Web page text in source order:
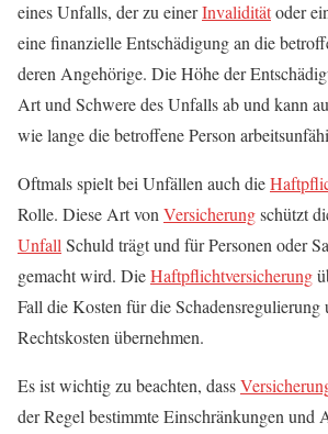
eines Unfalls, der zu einerInva­li­di­tätoder
eine finan­zi­el­le Ent­schä­di­gung an die
deren Ange­hö­ri­ge. Die Höhe der
Art und Schwe­re des Unfalls ab und kann
wie lan­ge die betrof­fe­ne Per­son
Oft­mals spielt bei Unfäl­len auch die
Rol­le. Die­se Art von Ver­si­che­rungschützt
Unfall Schuld trägt und für Per­so­nen oder
gemacht wird. DieHaft­pflicht­ver­si­che­rung
Fall die Kos­ten für die Scha­dens­re­gu­lie­rung
Rechts­kos­ten übernehmen.
Es ist wich­tig zu beach­ten, dass
der Regel bestimm­te Ein­schrän­kun­gen und